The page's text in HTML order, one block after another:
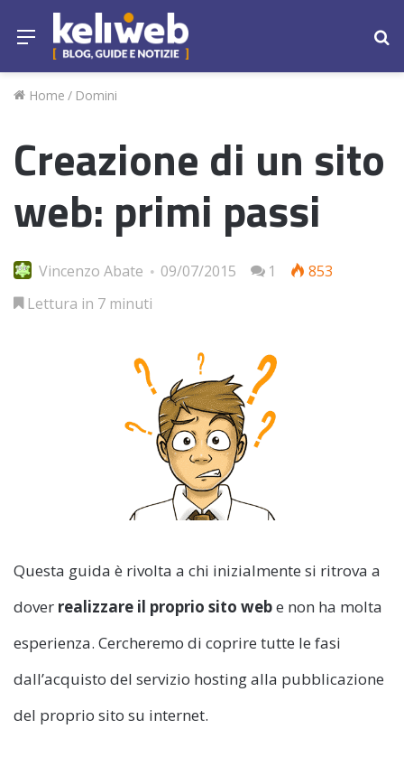
Menu
Home / Domini
Creazione di un sito
web: primi passi
Vincenzo Abate 09/07/2015 1
853
Lettura in 7 minuti
Questa guida è rivolta a chi inizialmente si ritrova a
dover realizzare il proprio sito webe non ha molta
esperienza. Cercheremo di coprire tutte le fasi
dall’acquisto del servizio hosting alla pubblicazione
del proprio sito su internet.